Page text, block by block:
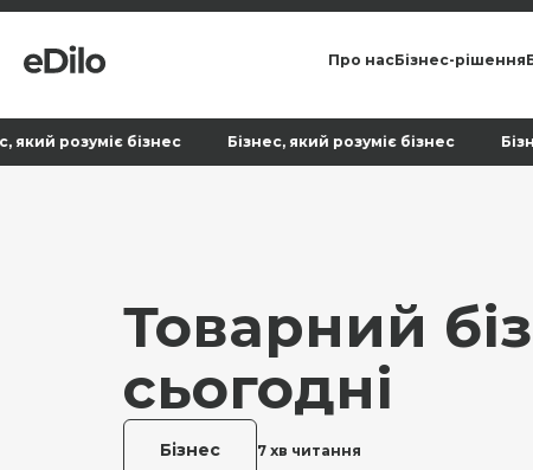
Про насБізнес-рішення
Бізнес, який розуміє бізнес Бізнес, який
Товарний
сьогодні
Бізнес 7 хв читання